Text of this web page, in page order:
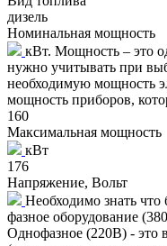
дизель
Номинальная мощность
кВт. Мощность – это
нужно учитывать при
необходимую мощность
мощность приборов,
160
Максимальная мощность
кВт
176
Напряжение, Вольт
Необходимо знать что
фазное оборудование
Однофазное (220В) - это